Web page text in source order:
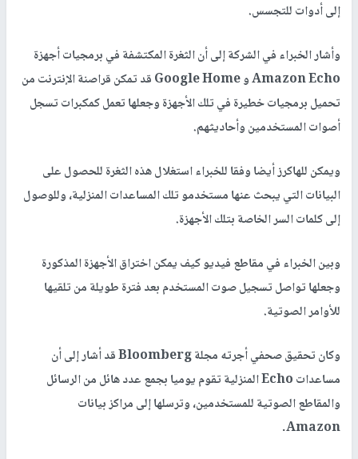
إلى أدوات للتجسس.
وأشار الخبراء في الشركة إلى أن الثغرة المكتشفة في برمجيات أجهزة
Amazon Echo و Google Home قد تمكن قراصنة الإنترنت من
تحميل برمجيات خطيرة في تلك الأجهزة وجعلها تعمل كمكبرات تسجل
أصوات المستخدمين وأحاديثهم.
ويمكن للهاكرز أيضا وفقا للخبراء استغلال هذه الثغرة للحصول على
البيانات التي يبحث عنها مستخدمو تلك المساعدات المنزلية، وللوصول
إلى كلمات السر الخاصة بتلك الأجهزة.
وبين الخبراء في مقاطع فيديو كيف يمكن اختراق الأجهزة المذكورة
وجعلها تواصل تسجيل صوت المستخدم بعد فترة طويلة من تلقيها
للأوامر الصوتية.
وكان تحقيق صحفي أجرته مجلة Bloomberg قد أشار إلى أن
مساعدات Echo المنزلية تقوم يوميا بجمع عدد هائل من الرسائل
والمقاطع الصوتية للمستخدمين، وترسلها إلى مراكز بيانات
Amazon.